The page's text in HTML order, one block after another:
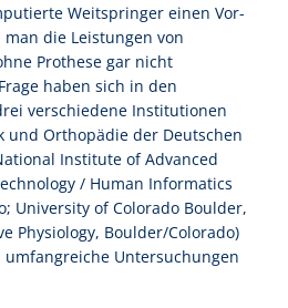
Weitspringer einen Vor-
die Leistungen von
Prothese gar nicht
haben sich in den
verschiedene Institutionen
und Orthopädie der Deutschen
Institute of Advanced
/ Human Informatics
University of Colorado Boulder,
Physiology, Boulder/Colorado)
Untersuchungen